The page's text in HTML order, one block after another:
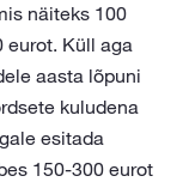
näiteks 100
eurot. Küll aga
aasta lõpuni
kuludena
esitada
150-300 eurot